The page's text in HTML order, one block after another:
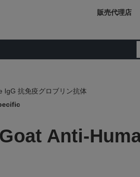
販売代理店
抗免疫グロブリン抗体
Anti-